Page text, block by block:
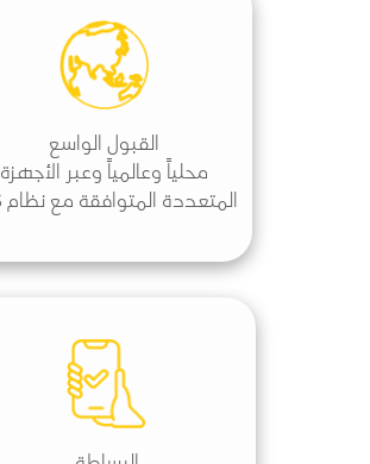
القبول الواسع
محلياً وعالمياً وعبر الأجهزة
المتعددة المتوافقة مع نظام IOS